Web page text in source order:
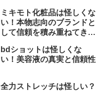
ミキモト化粧品は怪しくな
い！本物志向のブランドと
して信頼を積み重ねてきた
bdショットは怪しくな
い！美容液の真実と信頼性
全力ストレッチは怪しい？